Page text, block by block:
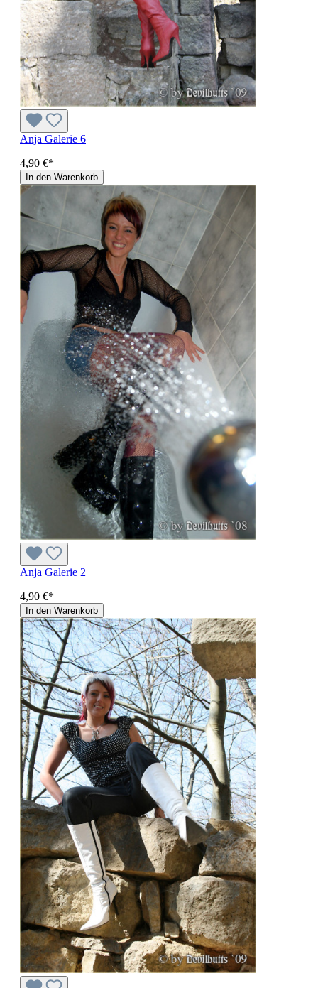
Anja Galerie 6
4,90 €*
In den Warenkorb
Anja Galerie 2
4,90 €*
In den Warenkorb